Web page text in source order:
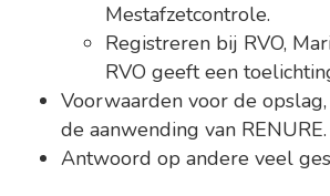
Mestafzetcontrole.
Registreren bij RVO,
RVO geeft een
Voorwaarden voor de
de aanwending van RENURE.
Antwoord op andere veel